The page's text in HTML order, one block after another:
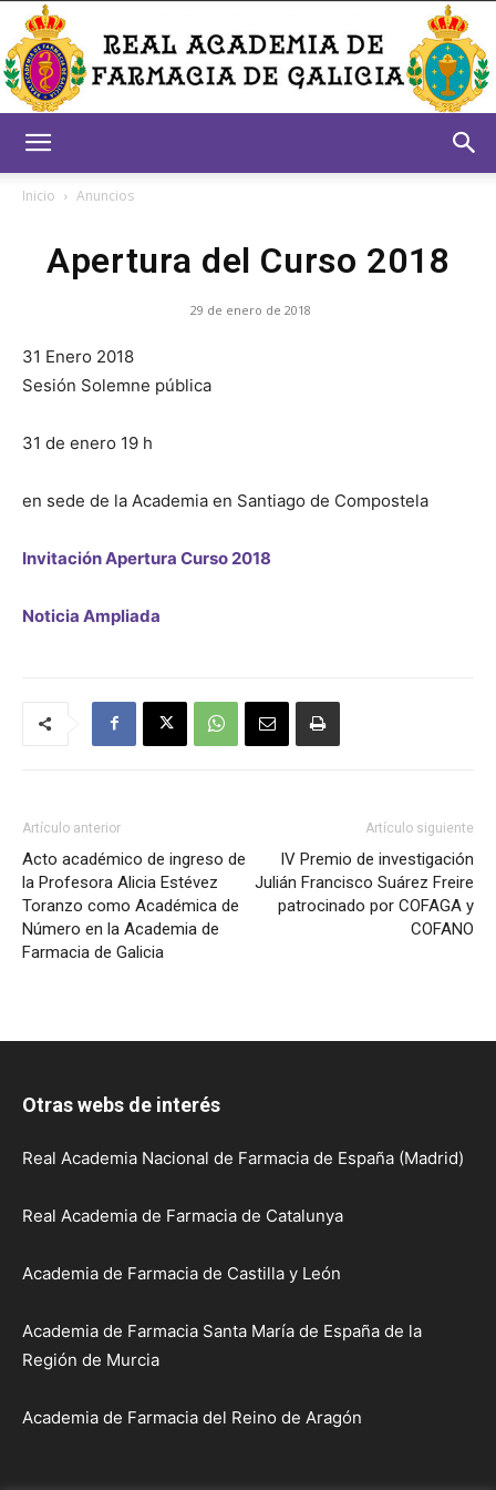
Academia
de
Inicio Anuncios
Apertura del Curso 2018
29 de enero de 2018
31 Enero 2018
Sesión Solemne pública
31 de enero 19 h
en sede de la Academia en Santiago de Compostela
InvitaciónApertura Curso 2018
Noticia Ampliada
Artículo anterior
Acto académico de ingreso de
la Profesora Alicia Estévez
Toranzo como Académica de
Número en la Academia de
Farmacia de Galicia
Artículo siguiente
IV Premio de investigación
Julián Francisco Suárez Freire
patrocinado por COFAGA y
COFANO
Otras webs de interés
Real Academia Nacional de Farmacia de España (Madrid)
Real Academia de Farmacia de Catalunya
Academia de Farmacia de Castilla y León
Academia de Farmacia Santa María de España de la
Región de Murcia
Academia de Farmacia del Reino de Aragón